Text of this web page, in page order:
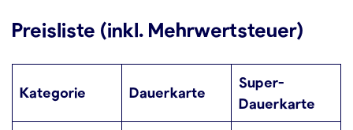
Preisliste (inkl. Mehrwertsteuer)
Kategorie Dauerkarte
Super-
Dauerkarte